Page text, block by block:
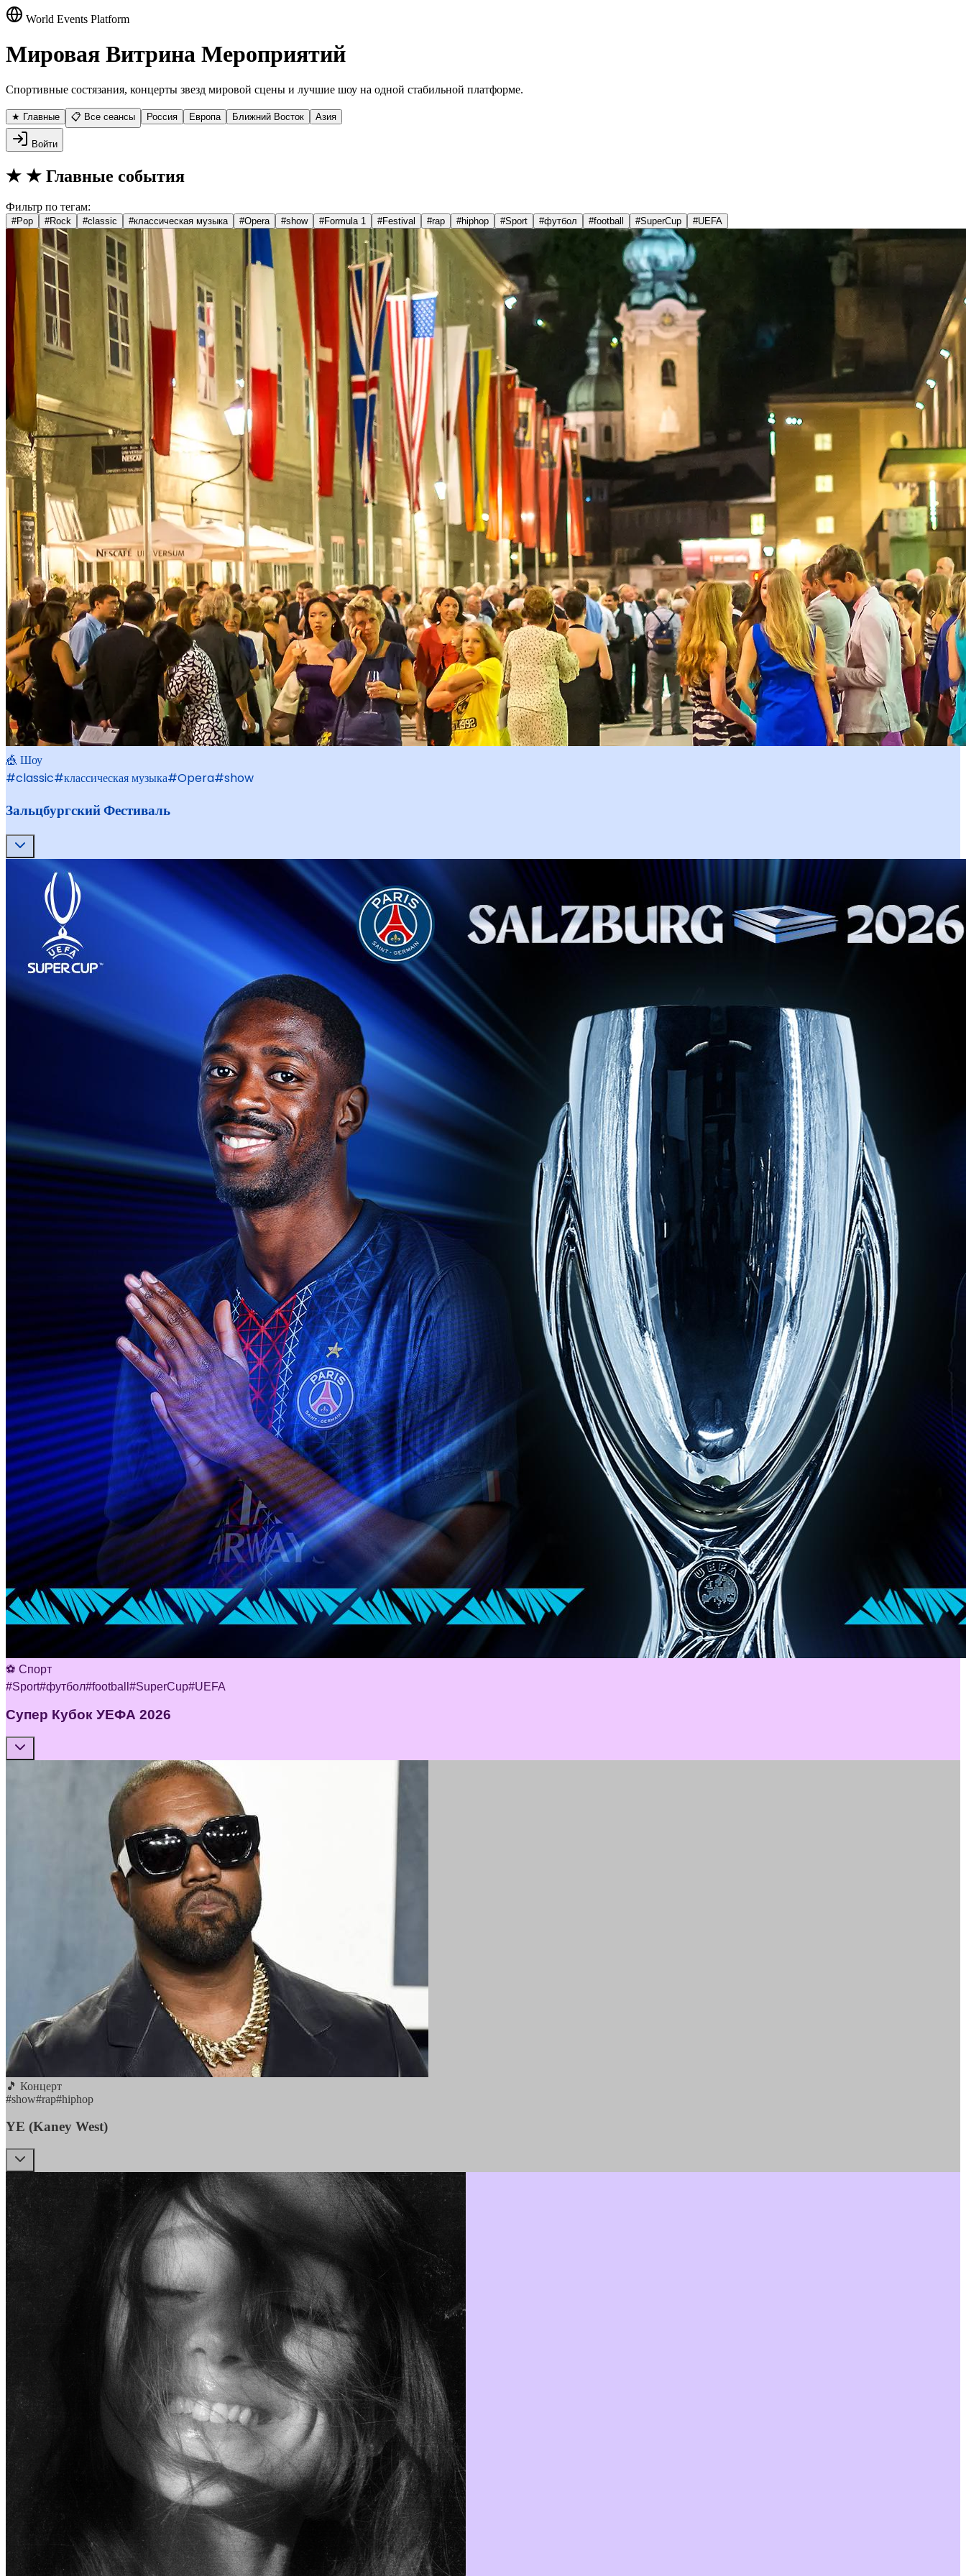
World Events Platform
Мировая Витрина Мероприятий
Спортивные состязания, концерты звезд мировой сцены и лучшие шоу на одной стабильной платформе.
★ Главные 📋 Все сеансы Россия Европа Ближний Восток Азия
Войти
★ ★ Главные события
Фильтр по тегам:
#Pop #Rock #classic #классическая музыка #Opera #show #Formula 1 #Festival #rap #hiphop #Sport #футбол #football #SuperCup #UEFA
🎪 Шоу
#classic#классическая музыка#Opera#show
Зальцбургский Фестиваль
⚽ Спорт
#Sport#футбол#football #SuperCup#UEFA
Супер Кубок УЕФА 2026
🎵 Концерт
#show#rap#hiphop
YE (Kaney West)